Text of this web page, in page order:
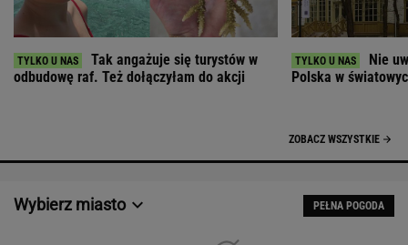
Tak angażuje się turystów w
odbudowę raf. Też dołączyłam do akcji
Nie
Polska w
ZOBACZ WSZYSTKIE
Wybierz miasto PEŁNA POGODA